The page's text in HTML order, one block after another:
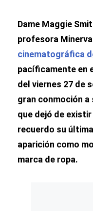
Dame Maggie
profesora
cinematográfica
pacíficamente en
del viernes 27 de
gran conmoción
que dejó de
recuerdo su
aparición como
marca de ropa.